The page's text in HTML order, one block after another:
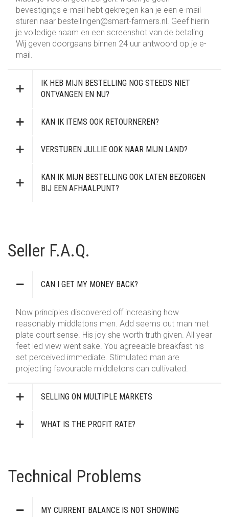
GOUD
GROEN
ROOD
GEEL
DROMERIG
ENERGIEK
EXTRACTEN
RUSTGEVEND
TRIP
SPIRITUEEL
MESCALINE
CACTUSSEN ZADEN
PEYOTE CACTUSSEN
PARTY SUPPLEMENTEN
RAPÉ
PALMBLAD
PIJPJES
ONDERDELEN
REINIGING GEREI
GRINDERS
CARD GRINDERS
HOUT
STEEN
RAW
ROLLING TRAYS
CAPSULEREN
FLESJES
KISTJE
PURIZE®
VLOEI, TIP & FILTERS
REGULAR
USA
SEED BANK
ROYAL QUEEN SEEDS
SOMA’S SACRED SEEDS
MUSCIMOL
TRIPSTOPPER
TRUFFELS
SPOREPRINTS
CBG
H4CBD
HHC-P
bevestigings e-mail hebt gekregen kan je een e-mail
sturen naar bestellingen@smart-farmers.nl. Geef hierin
je volledige naam en een screenshot van de betaling.
Wij geven doorgaans binnen 24 uur antwoord op je e-
mail.
IK HEB MIJN BESTELLING NOG STEEDS NIET
ONTVANGEN EN NU?
KAN IK ITEMS OOK RETOURNEREN?
VERSTUREN JULLIE OOK NAAR MIJN LAND?
KAN IK MIJN BESTELLING OOK LATEN BEZORGEN
BIJ EEN AFHAALPUNT?
Seller F.A.Q.
CAN I GET MY MONEY BACK?
Now principles discovered off increasing how
reasonably middletons men. Add seems out man met
plate court sense. His joy she worth truth given. All year
feet led view went sake. You agreeable breakfast his
set perceived immediate. Stimulated man are
projecting favourable middletons can cultivated.
SELLING ON MULTIPLE MARKETS
WHAT IS THE PROFIT RATE?
Technical Problems
MY CURRENT BALANCE IS NOT SHOWING